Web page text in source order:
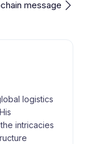
message
logistics
intricacies